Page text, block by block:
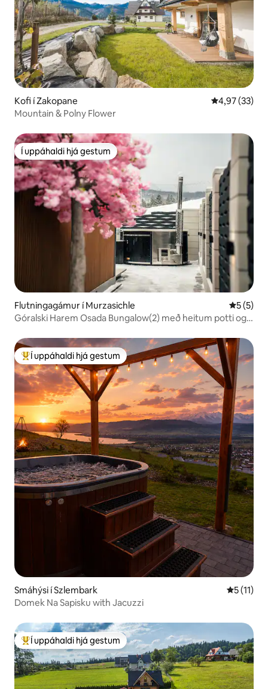
Kofi í Zakopane 4,97 af 5 í
4,97 (33)
Mountain & Polny Flower
Í uppáhaldi hjá gestum
Í uppáhaldi hjá gestum
Flutningagámur í Murzasichle 5 af 5 í
5 (5)
Góralski Harem Osada Bungalow(2) með heitum potti og
Í mestu uppáhaldi hjá gestum
Í uppáhaldi hjá gestum
Smáhýsi í Szlembark 5 af 5 í
5 (11)
Domek Na Sapisku with Jacuzzi
Í mestu uppáhaldi hjá gestum
Í uppáhaldi hjá gestum